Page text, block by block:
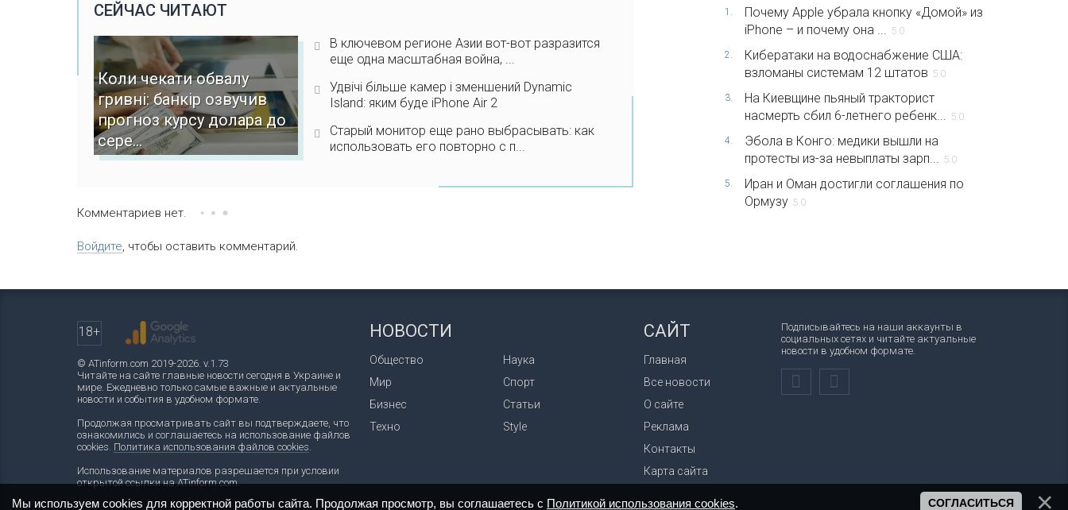
СЕЙЧАС ЧИТАЮТ
Коли чекати обвалу
гривні: банкір озвучив
прогноз курсу долара до
сере...
В ключевом регионе Азии вот-вот разразится
еще одна масштабная война, ...
Удвічі більше камер і зменшений Dynamic
Island: яким буде iPhone Air 2
Старый монитор еще рано выбрасывать: как
использовать его повторно с п...
Комментариев нет.
Войдите, чтобы оставить комментарий.
1.
Почему Apple убрала кнопку «Домой» из
iPhone – и почему она ...
5.0
2.
Кибератаки на водоснабжение США:
взломаны системам 12 штатов 5.0
3.
На Киевщине пьяный тракторист
насмерть сбил 6-летнего ребенк...
5.0
4.
Эбола в Конго: медики вышли на
протесты из-за невыплаты зарп...
5.0
5.
Иран и Оман достигли соглашения по
Ормузу 5.0
18+
© ATinform.com 2019-2026. v.1.73
Читайте на сайте главные новости сегодня в Украине и
мире. Ежедневно только самые важные и актуальные
новости и события в удобном формате.
Продолжая просматривать сайт вы подтверждаете, что
ознакомились и соглашаетесь на использование файлов
cookies. Политика использования файлов cookies
Использование материалов разрешается при условии
открытой ссылки на ATinform.com.
НОВОСТИ
Общество
Мир
Бизнес
Техно
Наука
Спорт
Статьи
Style
САЙТ
Главная
Все новости
О сайте
Реклама
Контакты
Карта сайта
Подписывайтесь на наши аккаунты в
социальных сетях и читайте актуальные
новости в удобном формате.
Мы используем cookies для корректной работы сайта. Продолжая просмотр, вы соглашаетесь с Политикой использования cookies. СОГЛАСИТЬСЯ